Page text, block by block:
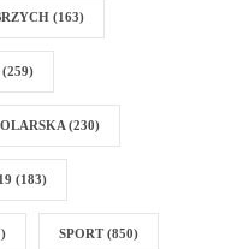
(163)
(259)
(230)
(183)
SPORT(850)